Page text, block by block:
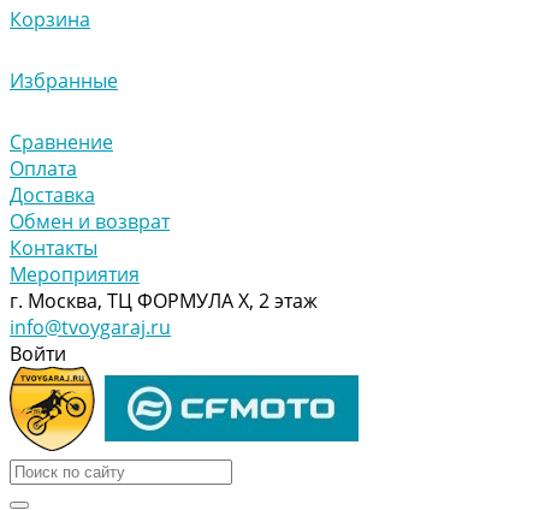
Корзина
Избранные
Сравнение
Оплата
Доставка
Обмен и возврат
Контакты
Мероприятия
г. Москва, ТЦ ФОРМУЛА Х, 2 этаж
info@tvoygaraj.ru
Войти